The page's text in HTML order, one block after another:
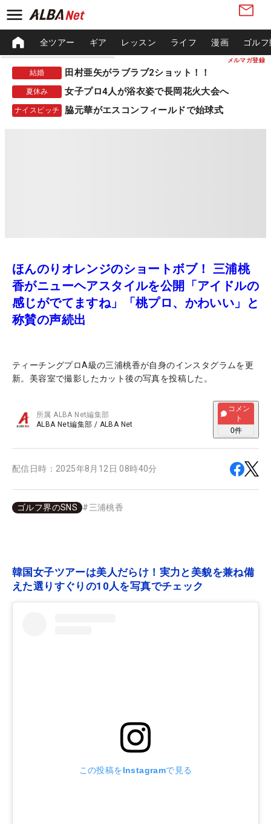
メルマガ登録
全ツアー ギア レッスン ライフ 漫画 ゴル
結婚 田村亜矢がラブラブ2ショット！！
夏休み 女子プロ4人が浴衣姿で長岡花火大会へ
ナイスピッチ 脇元華がエスコンフィールドで始球式
ほんのりオレンジのショートボブ！ 三浦桃
香がニューヘアスタイルを公開「アイドルの
感じがでてますね」「桃プロ、かわいい」と
称賛の声続出
ティーチングプロA級の三浦桃香が自身のインスタグラムを更
新。美容室で撮影したカット後の写真を投稿した。
所属ALBA Net編集部
ALBA Net編集部 / ALBA Net
コメン
ト
0件
配信日時： 2025年8月12日 08時40分
ゴルフ界のSNS #三浦桃香
韓国女子ツアーは美人だらけ！実力と美貌を兼ね備
えた選りすぐりの10人を写真でチェック
この投稿をInstagramで見る